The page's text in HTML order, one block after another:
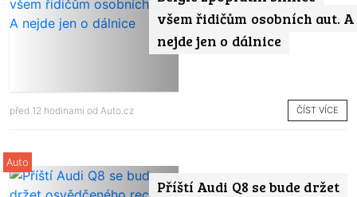
všem řidičům osobních aut. A
nejde jen o dálnice
před 12 hodinami od Auto.cz ČÍST VÍCE
Příští Audi Q8 se bude držet
Auto